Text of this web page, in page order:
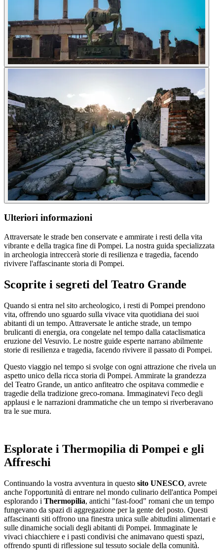
Ulteriori informazioni
Attraversate le strade ben conservate e ammirate i resti della vita
vibrante e della tragica fine di Pompei. La nostra guida specializzata
in archeologia intreccerà storie di resilienza e tragedia, facendo
rivivere l'affascinante storia di Pompei.
Scoprite i segreti del Teatro Grande
Quando si entra nel sito archeologico, i resti di Pompei prendono
vita, offrendo uno sguardo sulla vivace vita quotidiana dei suoi
abitanti di un tempo. Attraversate le antiche strade, un tempo
brulicanti di energia, ora congelate nel tempo dalla cataclismatica
eruzione del Vesuvio. Le nostre guide esperte narrano abilmente
storie di resilienza e tragedia, facendo rivivere il passato di Pompei.
Questo viaggio nel tempo si svolge con ogni attrazione che rivela un
aspetto unico della ricca storia di Pompei. Ammirate la grandezza
del Teatro Grande, un antico anfiteatro che ospitava commedie e
tragedie della tradizione greco-romana. Immaginatevi l'eco degli
applausi e le narrazioni drammatiche che un tempo si riverberavano
tra le sue mura.
Esplorate i Thermopilia di Pompei e gli
Affreschi
Continuando la vostra avventura in questo sito UNESCO, avrete
anche l'opportunità di entrare nel mondo culinario dell'antica Pompei
esplorando i Thermopilia, antichi "fast-food" romani che un tempo
fungevano da spazi di aggregazione per la gente del posto. Questi
affascinanti siti offrono una finestra unica sulle abitudini alimentari e
sulle dinamiche sociali degli abitanti di Pompei. Immaginate le
vivaci chiacchiere e i pasti condivisi che animavano questi spazi,
offrendo spunti di riflessione sul tessuto sociale della comunità.